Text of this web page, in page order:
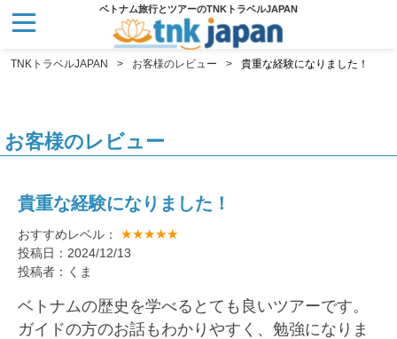
ベトナム旅行とツアーのTNKトラベルJAPAN
TNKトラベルJAPAN お客様のレビュー 貴重な経験になりました！
お客様のレビュー
貴重な経験になりました！
おすすめレベル： ★★★★★
投稿日：2024/12/13
投稿者：くま
ベトナムの歴史を学べるとても良いツアーです。
ガイドの方のお話もわかりやすく、勉強になりま